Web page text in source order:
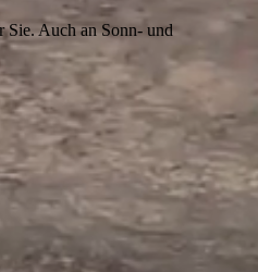
Sie. Auch an Sonn- und